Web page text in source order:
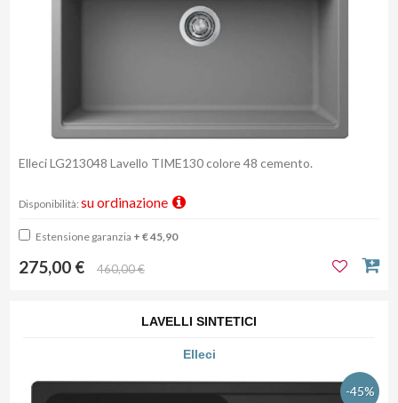
Elleci LG213048 Lavello TIME130 colore 48 cemento.
Disponibilità: su ordinazione
Estensione garanzia + € 45,90
275,00 € 460,00 €
LAVELLI SINTETICI
Elleci
-45%